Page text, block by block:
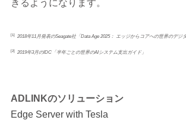
きるようになります。
[1] 2018年11月発表のSeagate社「Data Age 2025： エッジからコアへの世界のデジ
[2] 2019年3月のIDC「半年ごとの世界のAIシステム支出ガイド」
ADLINKのソリューション
Edge Server with Tesla